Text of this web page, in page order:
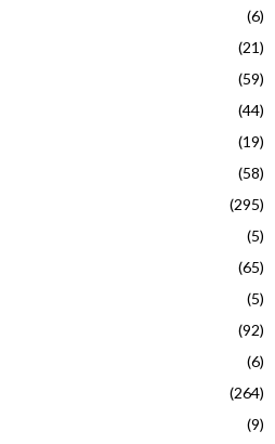
(6)
(21)
(59)
(44)
(19)
(58)
(295)
(5)
(65)
(5)
(92)
(6)
(264)
(9)